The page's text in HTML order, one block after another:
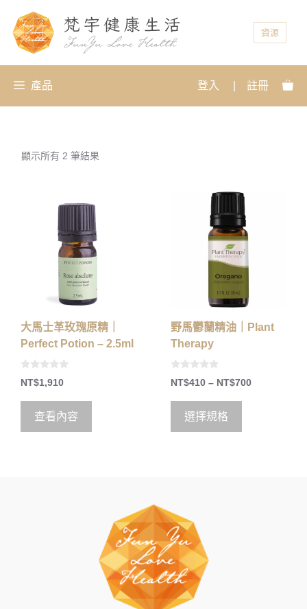
資源
產品 登入 註冊
顯示所有 2 筆結果
大馬士革玫瑰原精｜
Perfect Potion – 2.5ml
0
o
t
5
NT$1,910
查看內容
野馬鬱蘭精油｜Plant
Therapy
0
o
t
5
NT$410 – NT$700
選擇規格